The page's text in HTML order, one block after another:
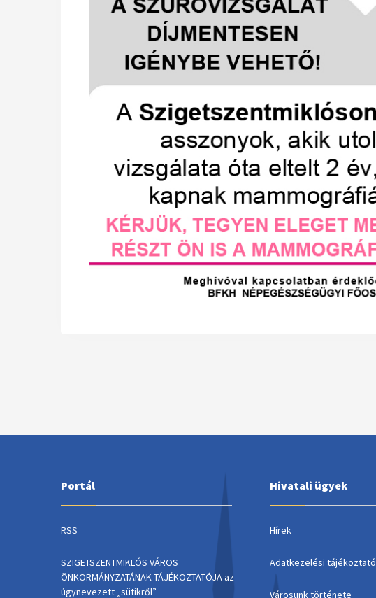
Portál
RSS
SZIGETSZENTMIKLÓS VÁROS
ÖNKORMÁNYZATÁNAK TÁJÉKOZTATÓJA az
úgynevezett „sütikről”
Hivatali ügyek
Hírek
Adatkezelési tájékoztató
Városunk története